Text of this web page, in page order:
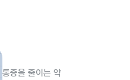
통증을 줄이는 약